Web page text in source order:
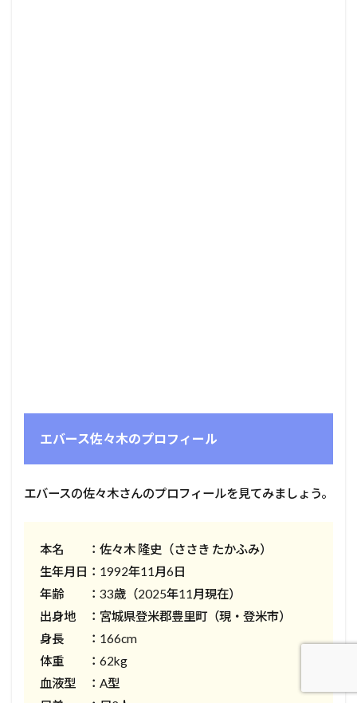
エバース佐々木のプロフィール
エバースの佐々木さんのプロフィールを見てみましょう。
本名 ：佐々木 隆史（ささき たかふみ）
生年月日：1992年11月6日
年齢 ：33歳（2025年11月現在）
出身地 ：宮城県登米郡豊里町（現・登米市）
身長 ：166cm
体重 ：62kg
血液型 ：A型